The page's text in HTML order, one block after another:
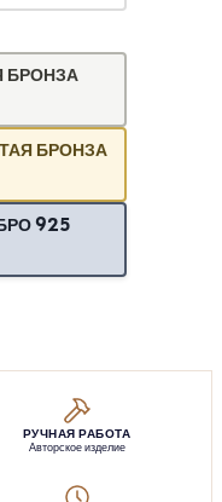
БРОНЗА
БРОНЗА
925
РУЧНАЯ РАБОТА
Авторское изделие